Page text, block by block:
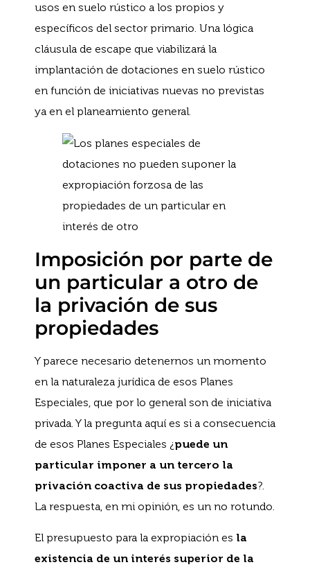
usos en suelo rústico a los propios y
específicos del sector primario. Una lógica
cláusula de escape que viabilizará la
implantación de dotaciones en suelo rústico
en función de iniciativas nuevas no previstas
ya en el planeamiento general.
Imposición por parte de
un particular a otro de
la privación de sus
propiedades
Y parece necesario detenernos un momento
en la naturaleza jurídica de esos Planes
Especiales, que por lo general son de iniciativa
privada. Y la pregunta aquí es si a consecuencia
de esos Planes Especiales ¿puede un
particular imponer a un tercero la
privación coactiva de sus propiedades?.
La respuesta, en mi opinión, es un no rotundo.
El presupuesto para la expropiación es la
existencia de un interés superior de la